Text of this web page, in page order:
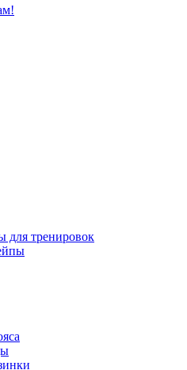
для тренировок